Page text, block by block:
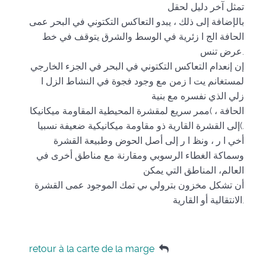
تمثل آخر دليل لحقل
بالإضافة إلى ذلك ، يبدو التعاكس التكتوني في البحر عمى
الحافة الج ا زئرية في الوسط والشرق يتوقف في خط
عرض تنس.
إن إنعدام التعاكس التكتوني في البحر في الجزء الخارجي
لمستغانم يت ا زمن مع وجود فجوة في النشاط الزل ا
زلي الذي نفسره مع بنية
الحافة ، )ممر سريع لمقشرة المحيطية المقاومة ميكانيكا
إلى القشرة القارية ذو مقاومة ميكانيكية ضعيفة نسبيا(.
أخي ا ر ، ونظ ا ر إلى أصل الحوض وطبيعة القشرة
وسماكة الغطاء الرسوبي ومقارنة مع مناطق أخرى في
العالم، المناطق التي يمكن
أن تشكل مخزون بترولي ىي تمك الموجود عمى القشرة
الانتقالية أو القارية.
retour à la carte de la marge